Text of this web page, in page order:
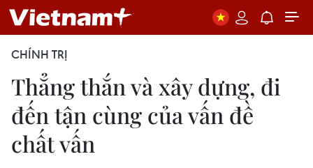
CHÍNH TRỊ
Thẳng thắn và xây dựng, đi
đến tận cùng của vấn đề
chất vấn